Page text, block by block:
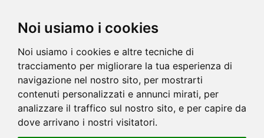
Noi usiamo i cookies
Noi usiamo i cookies e altre tecniche di
tracciamento per migliorare la tua esperienza di
navigazione nel nostro sito, per mostrarti
contenuti personalizzati e annunci mirati, per
analizzare il traffico sul nostro sito, e per capire da
dove arrivano i nostri visitatori.